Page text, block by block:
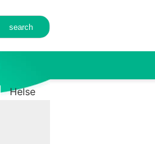
Helse